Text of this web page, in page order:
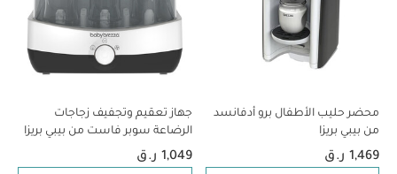
محضر حليب الأطفال برو أدفانسد
من بيبي بريزا
1,469 ر.ق
جهاز تعقيم وتجفيف زجاجات
الرضاعة سوبر فاست من بيبي بريزا
1,049 ر.ق